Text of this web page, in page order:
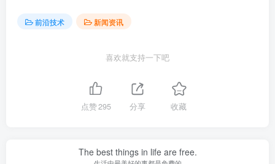
前沿技术 新闻资讯
喜欢就支持一下吧
点赞295 分享 收藏
The best things in life are free.